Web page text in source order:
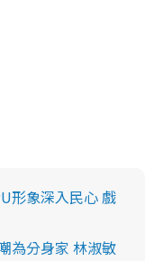
形象深入民心 戲
為分身家 林淑敏